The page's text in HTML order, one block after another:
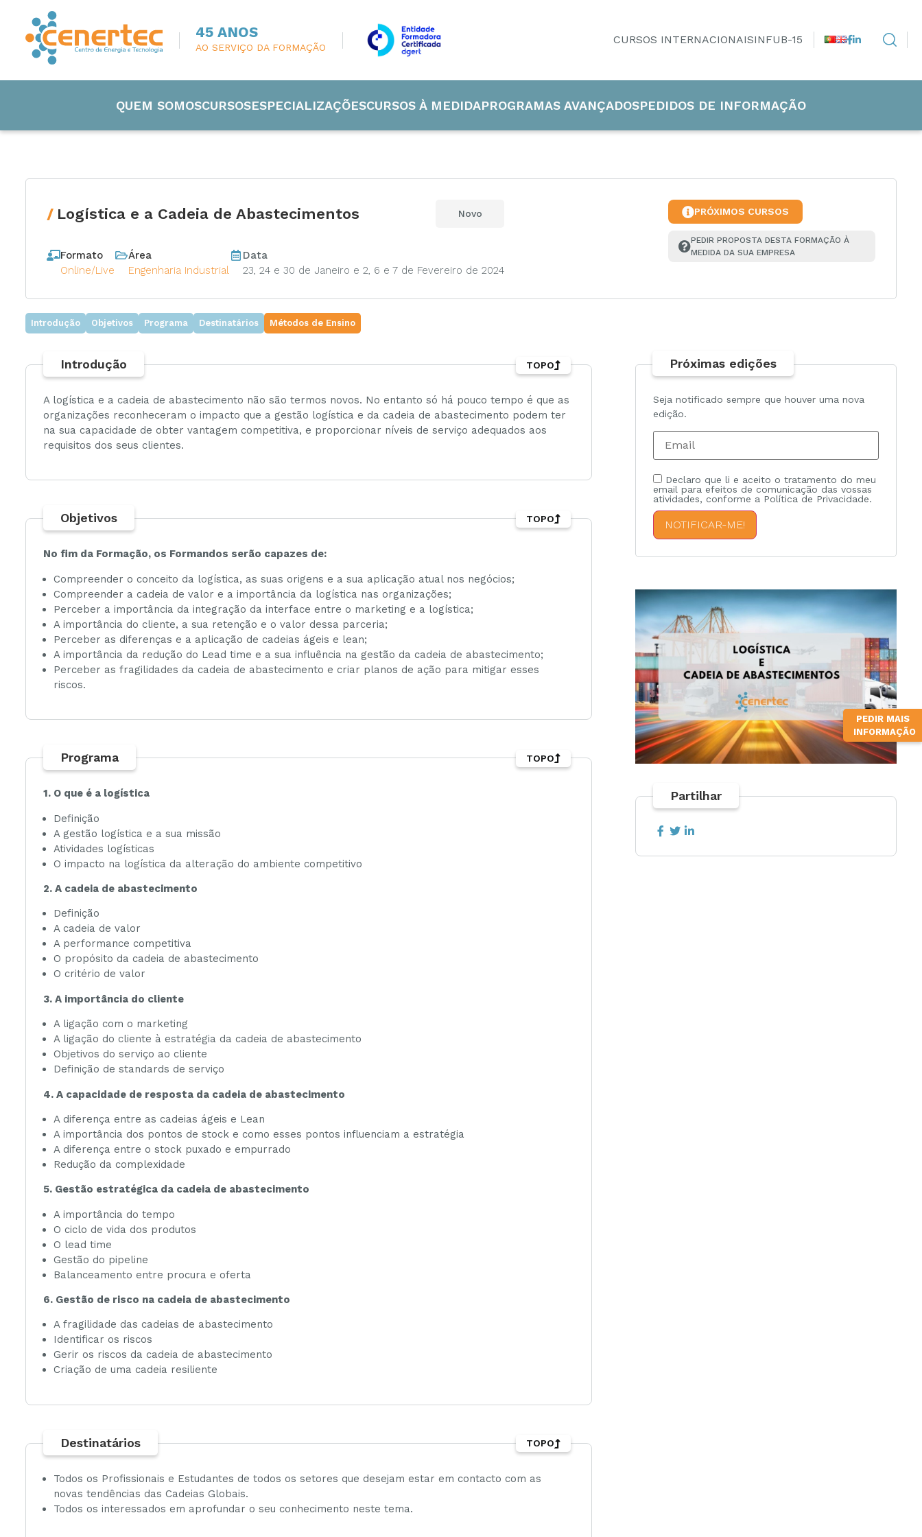
45 ANOS
AO SERVIÇO DA FORMAÇÃO
CURSOS INTERNACIONAISINFUB-15
QUEM SOMOSCURSOS
Eletricidade e Energia
ESPECIALIZAÇÕESCURSOS À MEDIDAPROGRAMAS AVANÇADOSPEDIDOS DE INFORMAÇÃO
PEDIR MAIS
INFORMAÇÃO
Logística e a Cadeia de Abastecimentos Novo
Formato
Online/Live
Área
Engenharia Industrial
Data
23, 24 e 30 de Janeiro e 2, 6 e 7 de Fevereiro de 2024
PRÓXIMOS CURSOS
PEDIR PROPOSTA DESTA FORMAÇÃO À
MEDIDA DA SUA EMPRESA
Introdução Objetivos Programa Destinatários Métodos de Ensino
Introdução
A logística e a cadeia de abastecimento não são termos novos. No entanto só há pouco tempo é que as
organizações reconheceram o impacto que a gestão logística e da cadeia de abastecimento podem ter
na sua capacidade de obter vantagem competitiva, e proporcionar níveis de serviço adequados aos
requisitos dos seus clientes.
TOPO
Objetivos
No fim da Formação, os Formandos serão capazes de:
Compreender o conceito da logística, as suas origens e a sua aplicação atual nos negócios;
Compreender a cadeia de valor e a importância da logística nas organizações;
Perceber a importância da integração da interface entre o marketing e a logística;
A importância do cliente, a sua retenção e o valor dessa parceria;
Perceber as diferenças e a aplicação de cadeias ágeis e lean;
A importância da redução do Lead time e a sua influência na gestão da cadeia de abastecimento;
Perceber as fragilidades da cadeia de abastecimento e criar planos de ação para mitigar esses
riscos.
TOPO
Programa
1. O que é a logística
Definição
A gestão logística e a sua missão
Atividades logísticas
O impacto na logística da alteração do ambiente competitivo
2. A cadeia de abastecimento
Definição
A cadeia de valor
A performance competitiva
O propósito da cadeia de abastecimento
O critério de valor
3. A importância do cliente
A ligação com o marketing
A ligação do cliente à estratégia da cadeia de abastecimento
Objetivos do serviço ao cliente
Definição de standards de serviço
4. A capacidade de resposta da cadeia de abastecimento
A diferença entre as cadeias ágeis e Lean
A importância dos pontos de stock e como esses pontos influenciam a estratégia
A diferença entre o stock puxado e empurrado
Redução da complexidade
5. Gestão estratégica da cadeia de abastecimento
A importância do tempo
O ciclo de vida dos produtos
O lead time
Gestão do pipeline
Balanceamento entre procura e oferta
6. Gestão de risco na cadeia de abastecimento
A fragilidade das cadeias de abastecimento
Identificar os riscos
Gerir os riscos da cadeia de abastecimento
Criação de uma cadeia resiliente
TOPO
Destinatários
Todos os Profissionais e Estudantes de todos os setores que desejam estar em contacto com as
novas tendências das Cadeias Globais.
Todos os interessados em aprofundar o seu conhecimento neste tema.
TOPO
Próximas edições
Seja notificado sempre que houver uma nova
edição.
Declaro que li e aceito o tratamento do meu
email para efeitos de comunicação das vossas
atividades, conforme a Política de Privacidade.
NOTIFICAR-ME!
Partilhar